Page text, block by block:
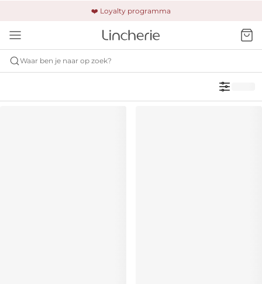
❤️ Loyalty programma
🚚 Gratis verzending & retour
🔒 Altijd veilig betalen
Waar ben je naar op zoek?